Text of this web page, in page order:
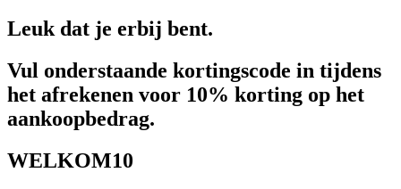
Leuk dat je erbij bent.
Vul onderstaande kortingscode in tijdens
het afrekenen voor 10% korting op het
aankoopbedrag.
WELKOM10